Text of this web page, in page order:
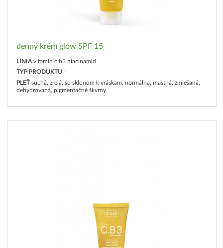
denný krém glow SPF 15
LÍNIA vitamín c.b3 niacínamid
TYP PRODUKTU -
PLEŤ suchá, zrelá, so sklonom k vráskam, normálna, mastná, zmiešaná,
dehydrovaná, pigmentačné škvrny